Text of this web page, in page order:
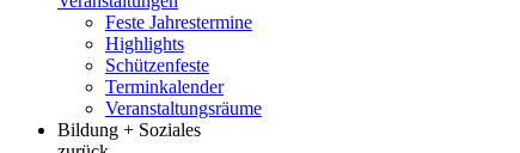
Feste Jahrestermine
Highlights
Schützenfeste
Terminkalender
Veranstaltungsräume
Bildung + Soziales